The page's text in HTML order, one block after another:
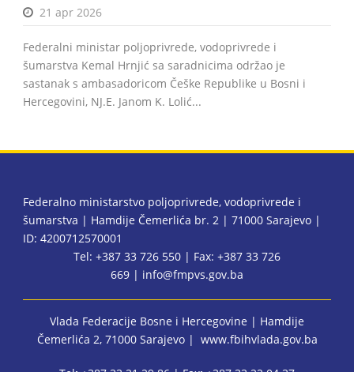
21 apr 2026
Federalni ministar poljoprivrede, vodoprivrede i
šumarstva Kemal Hrnjić sa saradnicima održao je
sastanak s ambasadoricom Češke Republike u Bosni i
Hercegovini, NJ.E. Janom K. Lolić...
Federalno ministarstvo poljoprivrede, vodoprivrede i
šumarstva | Hamdije Čemerlića br. 2 | 71000 Sarajevo |
ID: 4200712570001
Tel: +387 33 726 550 | Fax: +387 33 726
669 | info@fmpvs.gov.ba
Vlada Federacije Bosne i Hercegovine | Hamdije
Čemerlića 2, 71000 Sarajevo | www.fbihvlada.gov.ba